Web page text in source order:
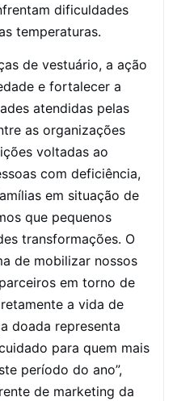
dificuldades
temperaturas.
de vestuário, a ação
e fortalecer a
atendidas pelas
as organizações
voltadas ao
com deficiência,
em situação de
que pequenos
transformações. O
de mobilizar nossos
em torno de
a vida de
doada representa
para quem mais
período do ano”,
de marketing da